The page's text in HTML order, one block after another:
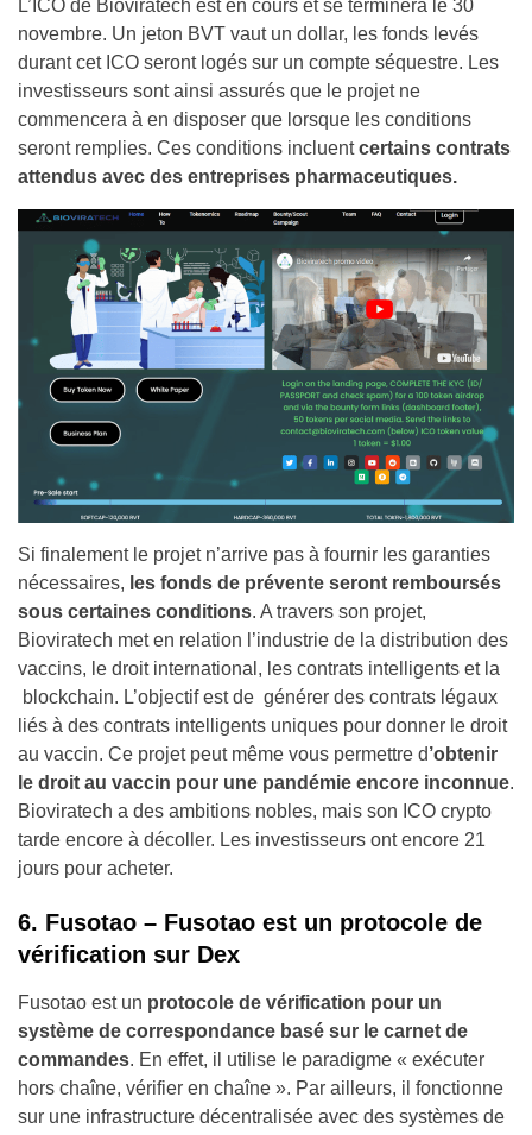
L’ICO de Bioviratech est en cours et se terminera le 30
novembre. Un jeton BVT vaut un dollar, les fonds levés
durant cet ICO seront logés sur un compte séquestre. Les
investisseurs sont ainsi assurés que le projet ne
commencera à en disposer que lorsque les conditions
seront remplies. Ces conditions incluentcertains contrats
attendus avec des entreprises pharmaceutiques.
Si finalement le projet n’arrive pas à fournir les garanties
nécessaires, les fonds de prévente seront remboursés
sous certaines conditions. A travers son projet,
Bioviratech met en relation l’industrie de la distribution des
vaccins, le droit international, les contrats intelligents et la
blockchain. L’objectif est de générer des contrats légaux
liés à des contrats intelligents uniques pour donner le droit
au vaccin. Ce projet peut même vous permettre d’obtenir
le droit au vaccin pour une pandémie encore inconnue.
Bioviratech a des ambitions nobles, mais son ICO crypto
tarde encore à décoller. Les investisseurs ont encore 21
jours pour acheter.
6. Fusotao – Fusotao est un protocole de
vérification sur Dex
Fusotao est un protocole de vérification pour un
système de correspondance basé sur le carnet de
commandes. En effet, il utilise le paradigme « exécuter
hors chaîne, vérifier en chaîne ». Par ailleurs, il fonctionne
sur une infrastructure décentralisée avec des systèmes de